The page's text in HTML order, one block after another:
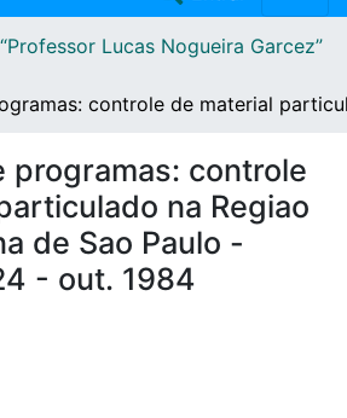
Lucas Nogueira Garcez”
controle de material
programas: controle
na Regiao
de Sao Paulo -
- out. 1984